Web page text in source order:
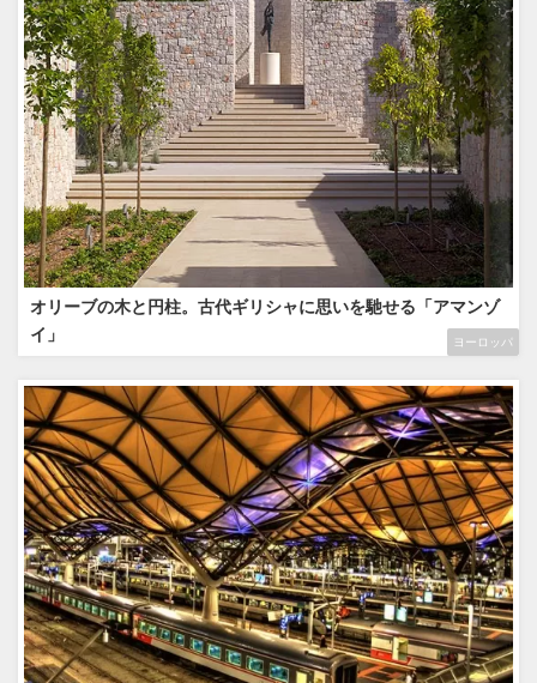
ヨーロッパ
オリーブの木と円柱。古代ギリシャに思いを馳せる「アマンゾ
イ」